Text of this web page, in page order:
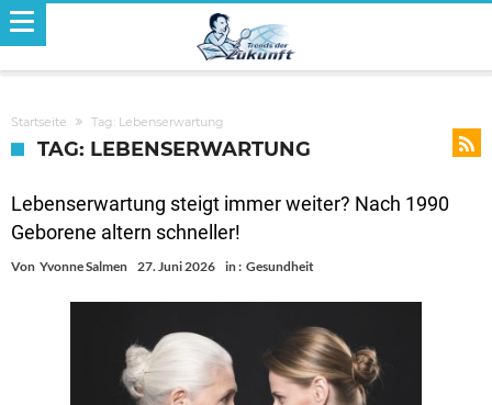
Startseite Tag: Lebenserwartung
TAG: LEBENSERWARTUNG
Lebenserwartung steigt immer weiter? Nach 1990
Geborene altern schneller!
Von Yvonne Salmen 27. Juni 2026 in : Gesundheit